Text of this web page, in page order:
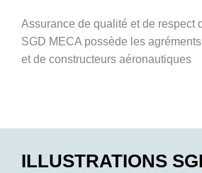
Assurance de qualité et de respect
SGD MECA possède les
et de constructeurs aéronautiques
ILLUSTRATIONS